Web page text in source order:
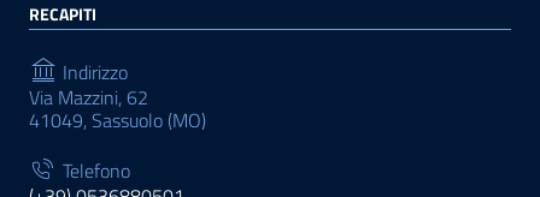
RECAPITI
Indirizzo
Via Mazzini, 62
41049, Sassuolo (MO)
Telefono